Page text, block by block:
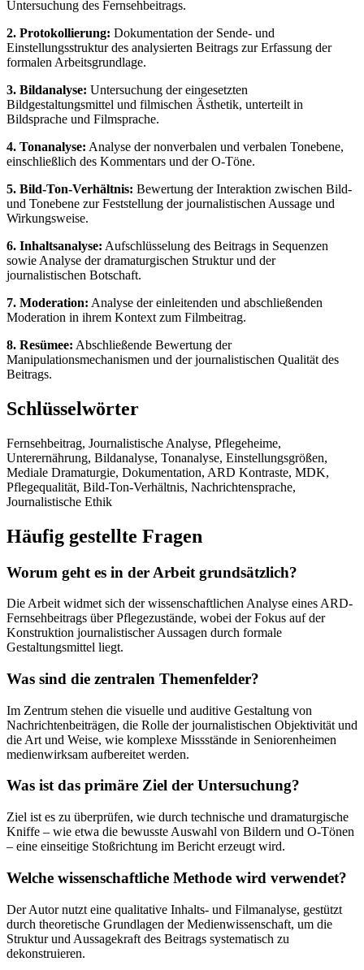
Untersuchung des Fernsehbeitrags.
2. Protokollierung: Dokumentation der Sende- und
Einstellungsstruktur des analysierten Beitrags zur Erfassung der
formalen Arbeitsgrundlage.
3. Bildanalyse: Untersuchung der eingesetzten
Bildgestaltungsmittel und filmischen Ästhetik, unterteilt in
Bildsprache und Filmsprache.
4. Tonanalyse: Analyse der nonverbalen und verbalen Tonebene,
einschließlich des Kommentars und der O-Töne.
5. Bild-Ton-Verhältnis: Bewertung der Interaktion zwischen Bild-
und Tonebene zur Feststellung der journalistischen Aussage und
Wirkungsweise.
6. Inhaltsanalyse: Aufschlüsselung des Beitrags in Sequenzen
sowie Analyse der dramaturgischen Struktur und der
journalistischen Botschaft.
7. Moderation: Analyse der einleitenden und abschließenden
Moderation in ihrem Kontext zum Filmbeitrag.
8. Resümee: Abschließende Bewertung der
Manipulationsmechanismen und der journalistischen Qualität des
Beitrags.
Schlüsselwörter
Fernsehbeitrag, Journalistische Analyse, Pflegeheime,
Unterernährung, Bildanalyse, Tonanalyse, Einstellungsgrößen,
Mediale Dramaturgie, Dokumentation, ARD Kontraste, MDK,
Pflegequalität, Bild-Ton-Verhältnis, Nachrichtensprache,
Journalistische Ethik
Häufig gestellte Fragen
Worum geht es in der Arbeit grundsätzlich?
Die Arbeit widmet sich der wissenschaftlichen Analyse eines ARD-
Fernsehbeitrags über Pflegezustände, wobei der Fokus auf der
Konstruktion journalistischer Aussagen durch formale
Gestaltungsmittel liegt.
Was sind die zentralen Themenfelder?
Im Zentrum stehen die visuelle und auditive Gestaltung von
Nachrichtenbeiträgen, die Rolle der journalistischen Objektivität und
die Art und Weise, wie komplexe Missstände in Seniorenheimen
medienwirksam aufbereitet werden.
Was ist das primäre Ziel der Untersuchung?
Ziel ist es zu überprüfen, wie durch technische und dramaturgische
Kniffe – wie etwa die bewusste Auswahl von Bildern und O-Tönen
– eine einseitige Stoßrichtung im Bericht erzeugt wird.
Welche wissenschaftliche Methode wird verwendet?
Der Autor nutzt eine qualitative Inhalts- und Filmanalyse, gestützt
durch theoretische Grundlagen der Medienwissenschaft, um die
Struktur und Aussagekraft des Beitrags systematisch zu
dekonstruieren.